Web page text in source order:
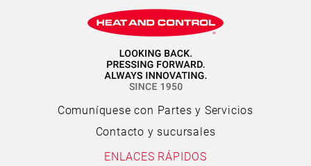
Comuníquese con Partes y Servicios
Contacto y sucursales
ENLACES RÁPIDOS